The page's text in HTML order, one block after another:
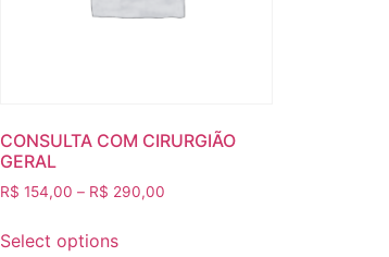
CONSULTA COM CIRURGIÃO
GERAL
R$ 154,00 – R$ 290,00
Select options